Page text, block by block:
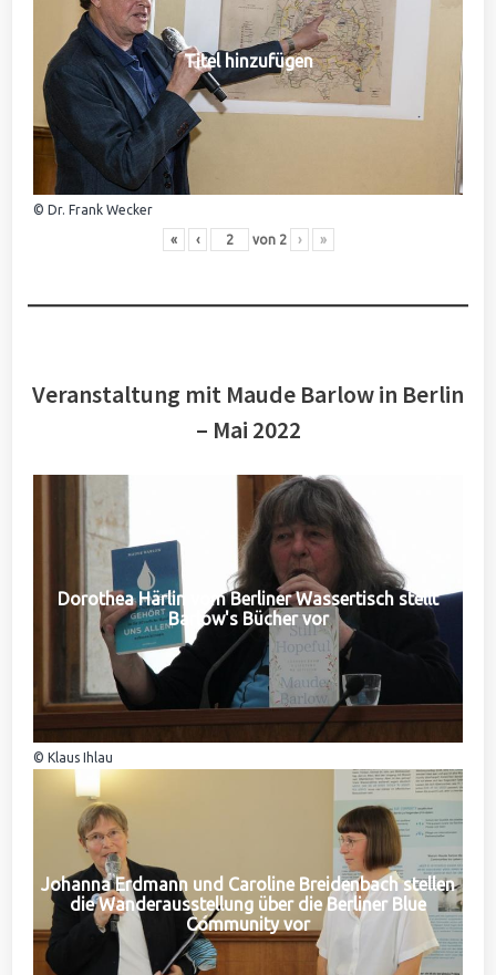
Titel hinzufügen
© Dr. Frank Wecker
« ‹ von 2 › »
Veranstaltung mit Maude Barlow in Berlin
– Mai 2022
Dorothea Härlin vom Berliner Wassertisch stellt
Barlow's Bücher vor
© Klaus Ihlau
Johanna Erdmann und Caroline Breidenbach stellen
die Wanderausstellung über die Berliner Blue
Community vor